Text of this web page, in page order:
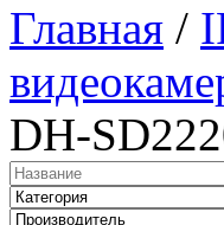
Главная /
DH-